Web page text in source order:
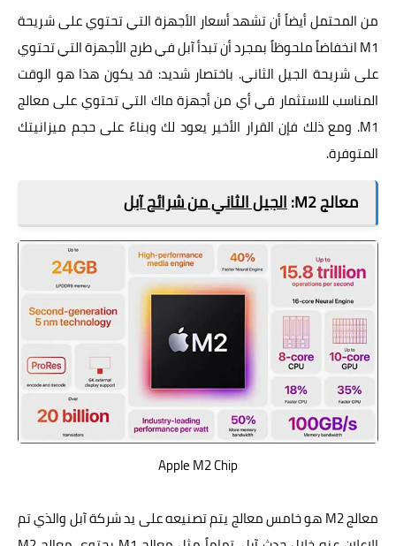
من المحتمل أيضاً أن تشهد أسعار الأجهزة التي تحتوي على شريحة
M1 انخفاضاً ملحوظاً بمجرد أن تبدأ آبل في طرح الأجهزة التي تحتوي
على شريحة الجيل الثاني. باختصار شديد: قد يكون هذا هو الوقت
المناسب للاستثمار في أي من أجهزة ماك التي تحتوي على معالج
M1. ومع ذلك فإن القرار الأخير يعود لك وبناءً على حجم ميزانيتك
المتوفرة.
معالج M2: الجيل الثاني من شرائح آبل
Apple M2 Chip
معالج M2 هو خامس معالج يتم تصنيعه على يد شركة آبل والذي تم